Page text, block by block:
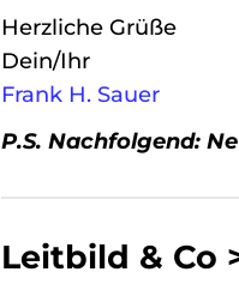
Herzliche Grüße
Dein/Ihr
Frank H. Sauer
P.S. Nachfolgend:
Leitbild & Co